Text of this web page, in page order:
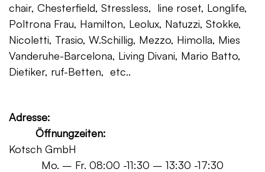
chair, Chesterfield, Stressless, line roset, Longlife,
Poltrona Frau, Hamilton, Leolux, Natuzzi, Stokke,
Nicoletti, Trasio, W.Schillig, Mezzo, Himolla, Mies
Vanderuhe-Barcelona, Living Divani, Mario Batto,
Dietiker, ruf-Betten, etc..
Adresse:
Öffnungzeiten:
Kotsch GmbH
Mo. – Fr. 08:00 -11:30 – 13:30 -17:30